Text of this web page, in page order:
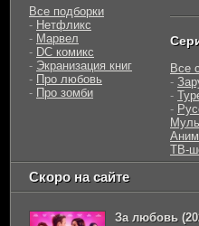
Все подборки
- Нетфликс
- Марвел
- DC комикс
- Экранизация книг
- Про любовь
- Про зомби
Все
-
-
-
ТВ-
Скоро на сайте
За любовь